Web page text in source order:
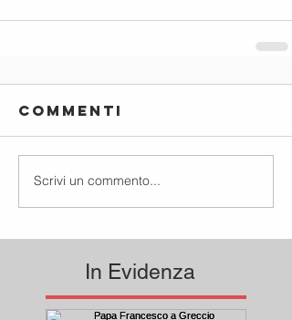
Commenti
Scrivi un commento...
In Evidenza